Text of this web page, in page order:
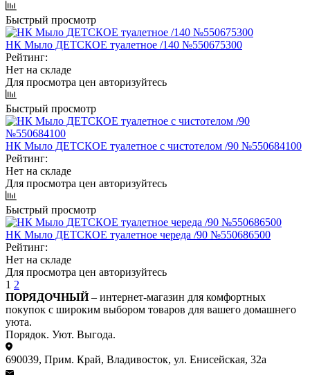
Быстрый просмотр
НК Мыло ДЕТСКОЕ туалетное /140 №550675300
Рейтинг:
Нет на складе
Для просмотра цен авторизуйтесь
Быстрый просмотр
НК Мыло ДЕТСКОЕ туалетное с чистотелом /90 №550684100
Рейтинг:
Нет на складе
Для просмотра цен авторизуйтесь
Быстрый просмотр
НК Мыло ДЕТСКОЕ туалетное череда /90 №550686500
Рейтинг:
Нет на складе
Для просмотра цен авторизуйтесь
1 2
ПОРЯДОЧНЫЙ– интернет-магазин для комфортных
покупок с широким выбором товаров для вашего домашнего
уюта.
Порядок. Уют. Выгода.
690039, Прим. Край, Владивосток, ул. Енисейская, 32а